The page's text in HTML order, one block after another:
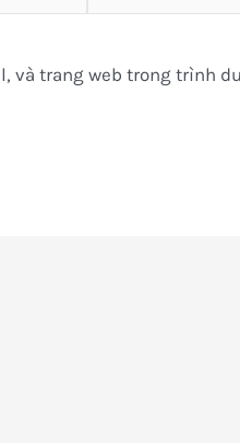
và trang web trong trình